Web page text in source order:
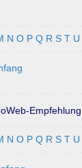
N O P Q R S T U
N O P Q R S T U